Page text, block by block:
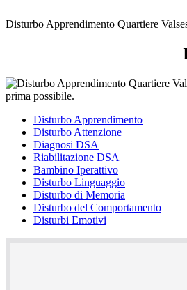
Disturbo Apprendimento Quartiere
Disturbo Apprendimento
Disturbo Attenzione
Diagnosi DSA
Riabilitazione DSA
Bambino Iperattivo
Disturbo Linguaggio
Disturbo di Memoria
Disturbo del Comportamento
Disturbi Emotivi